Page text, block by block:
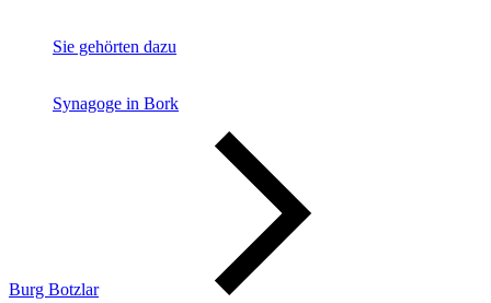
Sie gehörten dazu
Synagoge in Bork
Burg Botzlar